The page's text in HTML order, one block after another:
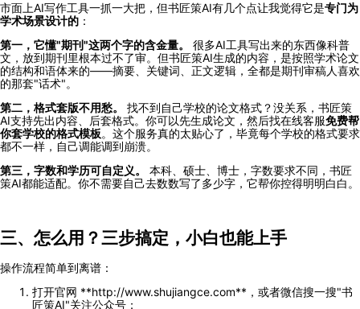
市面上AI写作工具一抓一大把，但书匠策AI有几个点让我觉得它是专门为
学术场景设计的 ：
第一，它懂"期刊"这两个字的含金量。
很多AI工具写出来的东西像科普
文，放到期刊里根本过不了审。但书匠策AI生成的内容，是按照学术论文
的结构和语体来的——摘要、关键词、正文逻辑，全都是期刊审稿人喜欢
的那套"话术"。
第二，格式套版不用愁。
找不到自己学校的论文格式？没关系，书匠策
AI支持先出内容、后套格式。你可以先生成论文，然后找在线客服免费帮
你套学校的格式模板。这个服务真的太贴心了，毕竟每个学校的格式要求
都不一样，自己调能调到崩溃。
第三，字数和学历可自定义。
本科、硕士、博士，字数要求不同，书匠
策AI都能适配。你不需要自己去数数写了多少字，它帮你控得明明白白。
三、怎么用？三步搞定，小白也能上手
操作流程简单到离谱：
打开官网 **http://www.shujiangce.com**，或者微信搜一搜"书
匠策AI"关注公众号；